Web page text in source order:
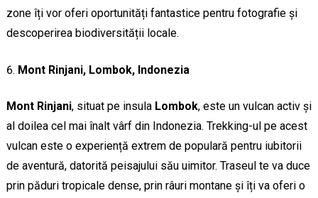
zone îți vor oferi oportunități fantastice pentru fotografie și
descoperirea biodiversității locale.
Mont Rinjani, Lombok, Indonezia
Mont Rinjani, situat pe insula Lombok, este un vulcan activ și
al doilea cel mai înalt vârf din Indonezia. Trekking-ul pe acest
vulcan este o experiență extrem de populară pentru iubitorii
de aventură, datorită peisajului său uimitor. Traseul te va duce
prin păduri tropicale dense, prin râuri montane și îți va oferi o